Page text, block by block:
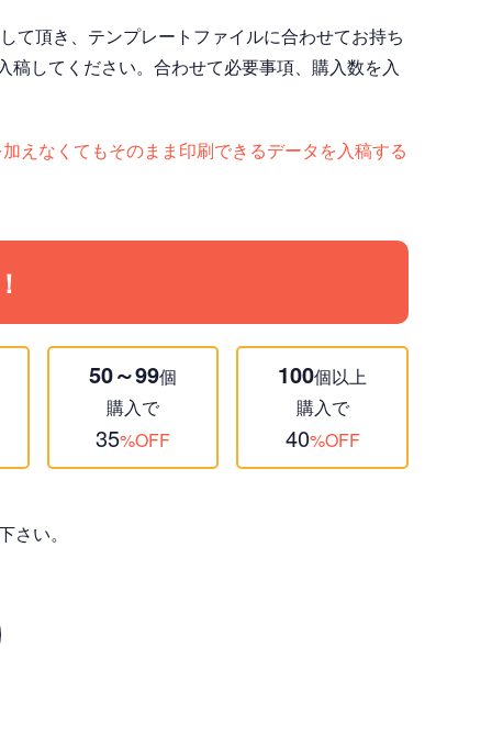
て頂き、テンプレートファイルに合わせてお持ち
してください。合わせて必要事項、購入数を入
えなくてもそのまま印刷できるデータを入稿する
50～99個
購入で
35%OFF
100個以上
購入で
40%OFF
い。